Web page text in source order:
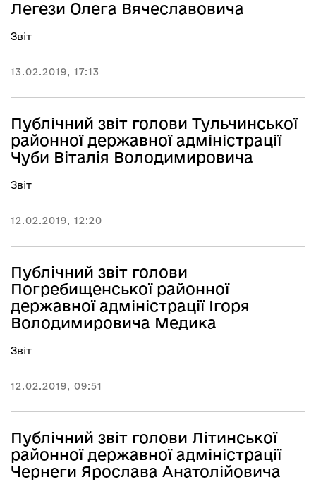
Легези Олега Вячеславовича
Звіт
13.02.2019, 17:13
Публічний звіт голови Тульчинської
районної державної адміністрації
Чуби Віталія Володимировича
Звіт
12.02.2019, 12:20
Публічний звіт голови
Погребищенської районної
державної адміністрації Ігоря
Володимировича Медика
Звіт
12.02.2019, 09:51
Публічний звіт голови Літинської
районної державної адміністрації
Чернеги Ярослава Анатолійовича